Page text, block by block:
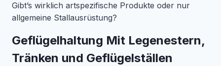
Gibt’s wirklich artspezifische Produkte oder nur
allgemeine Stallausrüstung?
Geflügelhaltung Mit Legenestern,
Tränken und Geflügelställen